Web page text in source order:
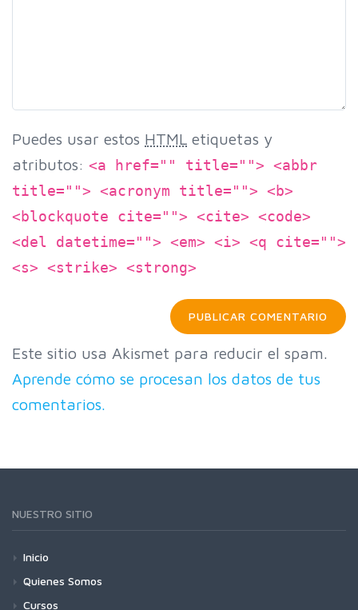
Puedes usar estos HTML etiquetas y
atributos: <a href="" title=""> <abbr
title=""> <acronym title=""> <b>
<blockquote cite=""> <cite> <code>
<del datetime=""> <em> <i> <q cite="">
<s> <strike> <strong>
Este sitio usa Akismet para reducir el spam.
Aprende cómo se procesan los datos de tus
comentarios.
NUESTRO SITIO
Inicio
Quienes Somos
Cursos